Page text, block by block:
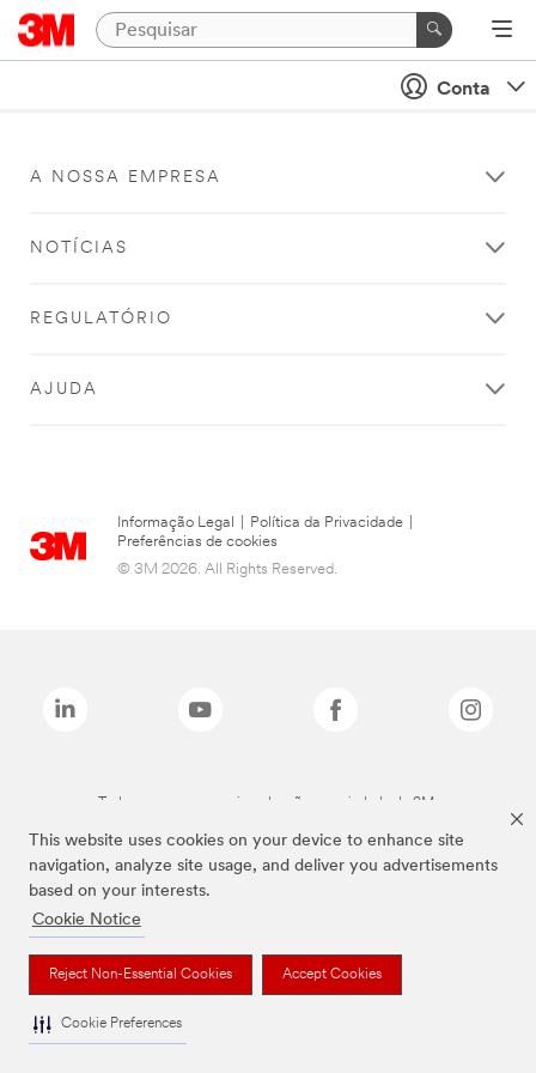
This website uses cookies on your device to enhance site
navigation, analyze site usage, and deliver you advertisements
based on your interests.
Cookie Notice
Reject Non-Essential Cookies Accept Cookies
Cookie Preferences
Conta
A NOSSA EMPRESA
NOTÍCIAS
REGULATÓRIO
AJUDA
Informação Legal Política da Privacidade
Preferências de cookies
© 3M 2026. All Rights Reserved.
Todas as marcas mencionadas são propriedade da 3M.